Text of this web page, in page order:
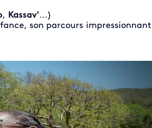
, Kassav'…)
son parcours impressionnant